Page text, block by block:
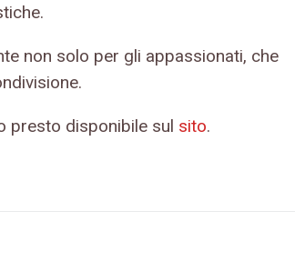
non solo per gli appassionati, che
presto disponibile sul sito.